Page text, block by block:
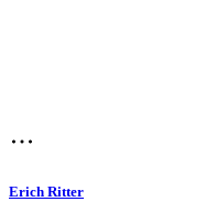
Erich Ritter